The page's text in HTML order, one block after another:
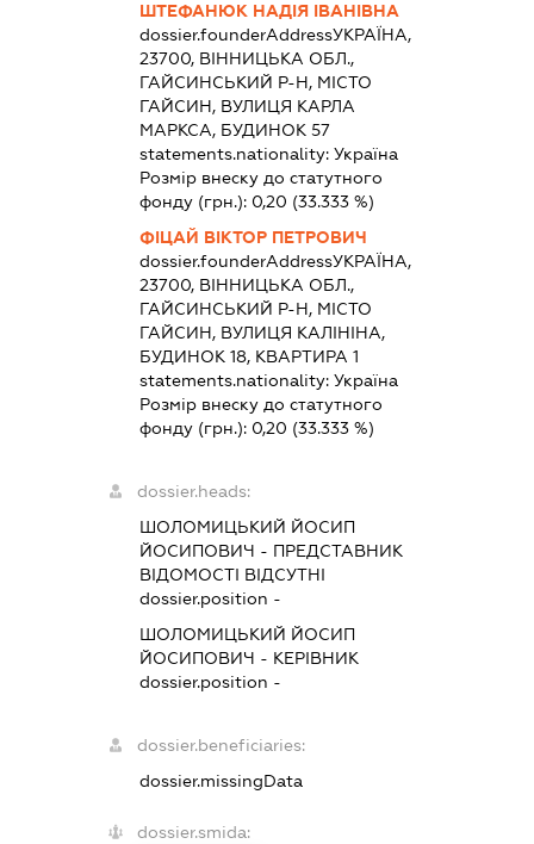
ШТЕФАНЮК НАДІЯ ІВАНІВНА
dossier.founderAddressУКРАЇНА,
23700, ВІННИЦЬКА ОБЛ.,
ГАЙСИНСЬКИЙ Р-Н, МІСТО
ГАЙСИН, ВУЛИЦЯ КАРЛА
МАРКСА, БУДИНОК 57
statements.nationality: Україна
Розмір внеску до статутного
фонду (грн.): 0,20 (33.333 %)
ФІЦАЙ ВІКТОР ПЕТРОВИЧ
dossier.founderAddressУКРАЇНА,
23700, ВІННИЦЬКА ОБЛ.,
ГАЙСИНСЬКИЙ Р-Н, МІСТО
ГАЙСИН, ВУЛИЦЯ КАЛІНІНА,
БУДИНОК 18, КВАРТИРА 1
statements.nationality: Україна
Розмір внеску до статутного
фонду (грн.): 0,20 (33.333 %)
dossier.heads:
ШОЛОМИЦЬКИЙ ЙОСИП
ЙОСИПОВИЧ - ПРЕДСТАВНИК
ВІДОМОСТІ ВІДСУТНІ
dossier.position -
ШОЛОМИЦЬКИЙ ЙОСИП
ЙОСИПОВИЧ - КЕРІВНИК
dossier.position -
dossier.beneficiaries:
dossier.missingData
dossier.smida: